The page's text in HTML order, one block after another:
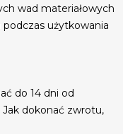
wad materiałowych
użytkowania
do 14 dni od
dokonać zwrotu,